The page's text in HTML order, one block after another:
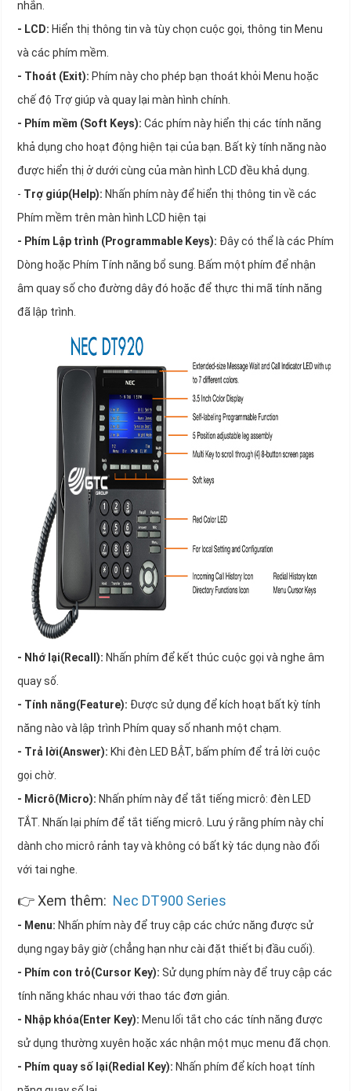
nhắn.
- LCD: Hiển thị thông tin và tùy chọn cuộc gọi, thông tin Menu
và các phím mềm.
- Thoát (Exit): Phím này cho phép bạn thoát khỏi Menu hoặc
chế độ Trợ giúp và quay lại màn hình chính.
- Phím mềm (Soft Keys): Các phím này hiển thị các tính năng
khả dụng cho hoạt động hiện tại của bạn. Bất kỳ tính năng nào
được hiển thị ở dưới cùng của màn hình LCD đều khả dụng.
- Trợ giúp(Help): Nhấn phím này để hiển thị thông tin về các
Phím mềm trên màn hình LCD hiện tại
- Phím Lập trình (Programmable Keys): Đây có thể là các Phím
Dòng hoặc Phím Tính năng bổ sung. Bấm một phím để nhận
âm quay số cho đường dây đó hoặc để thực thi mã tính năng
đã lập trình.
- Nhớ lại(Recall): Nhấn phím để kết thúc cuộc gọi và nghe âm
quay số.
- Tính năng(Feature): Được sử dụng để kích hoạt bất kỳ tính
năng nào và lập trình Phím quay số nhanh một chạm.
- Trả lời(Answer): Khi đèn LED BẬT, bấm phím để trả lời cuộc
gọi chờ.
- Micrô(Micro): Nhấn phím này để tắt tiếng micrô: đèn LED
TẮT. Nhấn lại phím để tắt tiếng micrô. Lưu ý rằng phím này chỉ
dành cho micrô rảnh tay và không có bất kỳ tác dụng nào đối
với tai nghe.
👉 Xem thêm: Nec DT900 Series
- Menu: Nhấn phím này để truy cập các chức năng được sử
dụng ngay bây giờ (chẳng hạn như cài đặt thiết bị đầu cuối).
- Phím con trỏ(Cursor Key): Sử dụng phím này để truy cập các
tính năng khác nhau với thao tác đơn giản.
- Nhập khóa(Enter Key): Menu lối tắt cho các tính năng được
sử dụng thường xuyên hoặc xác nhận một mục menu đã chọn.
- Phím quay số lại(Redial Key): Nhấn phím để kích hoạt tính